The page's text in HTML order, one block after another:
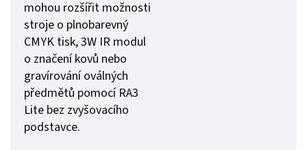
mohou rozšířit možnosti
stroje o plnobarevný
CMYK tisk, 3W IR modul
o značení kovů nebo
gravírování oválných
předmětů pomocí RA3
Lite bez zvyšovacího
podstavce.